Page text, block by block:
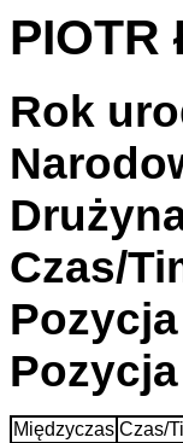
PIOTR
Rok
Czas/
Międzyczas Czas/